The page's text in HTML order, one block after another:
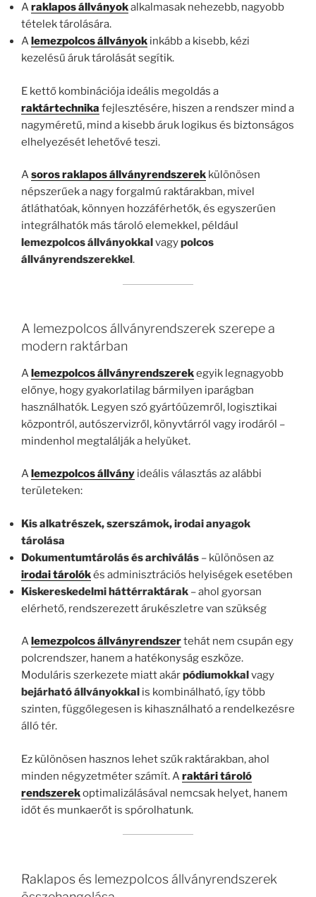
Araklapos állványokalkalmasak nehezebb, nagyobb
tételek tárolására.
A lemezpolcos állványok inkább a kisebb, kézi
kezelésű áruk tárolását segítik.
E kettő kombinációja ideális megoldás a
raktártechnika fejlesztésére, hiszen a rendszer mind a
nagyméretű, mind a kisebb áruk logikus és biztonságos
elhelyezését lehetővé teszi.
Asoros raklapos állványrendszerek különösen
népszerűek a nagy forgalmú raktárakban, mivel
átláthatóak, könnyen hozzáférhetők, és egyszerűen
integrálhatók más tároló elemekkel, például
lemezpolcos állványokkal vagypolcos
állványrendszerekkel .
A lemezpolcos állványrendszerek szerepe a
modern raktárban
Alemezpolcos állványrendszerekegyik legnagyobb
előnye, hogy gyakorlatilag bármilyen iparágban
használhatók. Legyen szó gyártóüzemről, logisztikai
központról, autószervizről, könyvtárról vagy irodáról –
mindenhol megtalálják a helyüket.
A lemezpolcos állvány ideális választás az alábbi
területeken:
Kis alkatrészek, szerszámok, irodai anyagok
tárolása
Dokumentumtárolás és archiválás – különösen az
irodai tárolókés adminisztrációs helyiségek esetében
Kiskereskedelmi háttérraktárak – ahol gyorsan
elérhető, rendszerezett árukészletre van szükség
A lemezpolcos állványrendszertehát nem csupán egy
polcrendszer, hanem a hatékonyság eszköze.
Moduláris szerkezete miatt akárpódiumokkal vagy
bejárható állványokkal is kombinálható, így több
szinten, függőlegesen is kihasználható a rendelkezésre
álló tér.
Ez különösen hasznos lehet szűk raktárakban, ahol
minden négyzetméter számít. Araktári tároló
rendszerekoptimalizálásával nemcsak helyet, hanem
időt és munkaerőt is spórolhatunk.
Raklapos és lemezpolcos állványrendszerek